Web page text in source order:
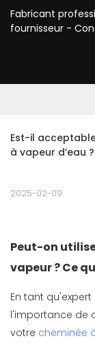
Fabricant
fournisseur -
Est-il
à vapeur d’eau ?
2025-02-09
Peut-on
vapeur ? Ce
En tant
l'importance de
votre cheminée